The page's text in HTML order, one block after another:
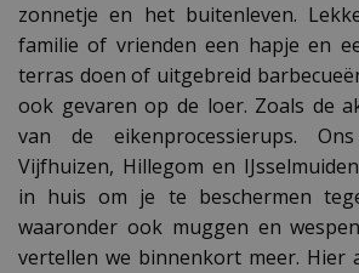
zonnetje en het buitenleven.
familie of vrienden een hapje en
terras doen of uitgebreid
ook gevaren op de loer. Zoals de
van de eikenprocessierups.
Vijfhuizen, Hillegom en
in huis om je te beschermen
waaronder ook muggen en
vertellen we binnenkort meer. Hier